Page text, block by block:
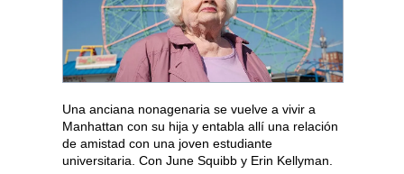
Una anciana nonagenaria se vuelve a vivir a
Manhattan con su hija y entabla allí una relación
de amistad con una joven estudiante
universitaria. Con June Squibb y Erin Kellyman.